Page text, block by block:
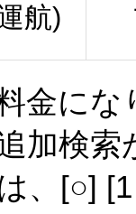
航)
金にな
加検索
、[○]